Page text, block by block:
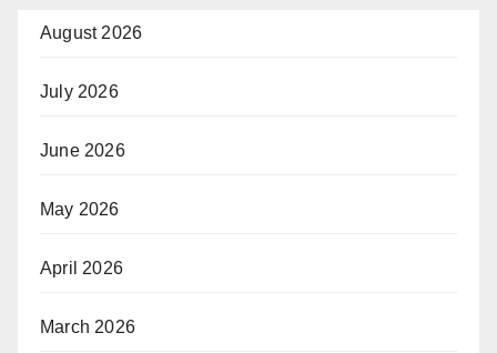
August 2026
July 2026
June 2026
May 2026
April 2026
March 2026